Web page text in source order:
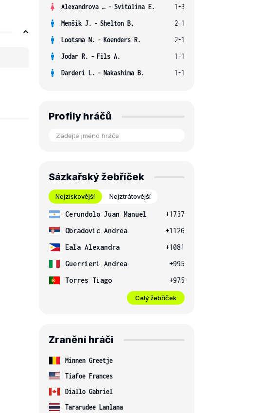
Alexandrova E. - Svitolina E.
1-3
Menšík J. - Shelton B.
2-1
Lootsma N. - Koenders R.
2-1
Jodar R. - Fils A.
1-1
Darderi L. - Nakashima B. 1-1
Profily hráčů
Sázkařský žebříček
Nejziskovější Nejztrátovější
Cerundolo Juan Manuel
+1737
Obradovic Andrea
+1126
Eala Alexandra
+1081
Guerrieri Andrea
+995
Torres Tiago
+975
Celý žebříček
Zranění hráči
Minnen Greetje
Tiafoe Frances
Diallo Gabriel
Tararudee Lanlana